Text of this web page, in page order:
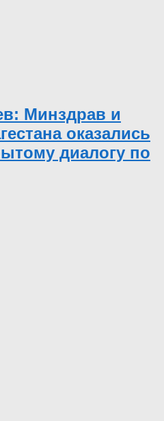
Минздрав и
оказались
диалогу по